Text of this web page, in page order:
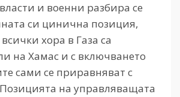
и военни разбира се
си цинична позиция,
хора в Газа са
на Хамас и с включването
сами се приравняват с
Позицията на управляващата